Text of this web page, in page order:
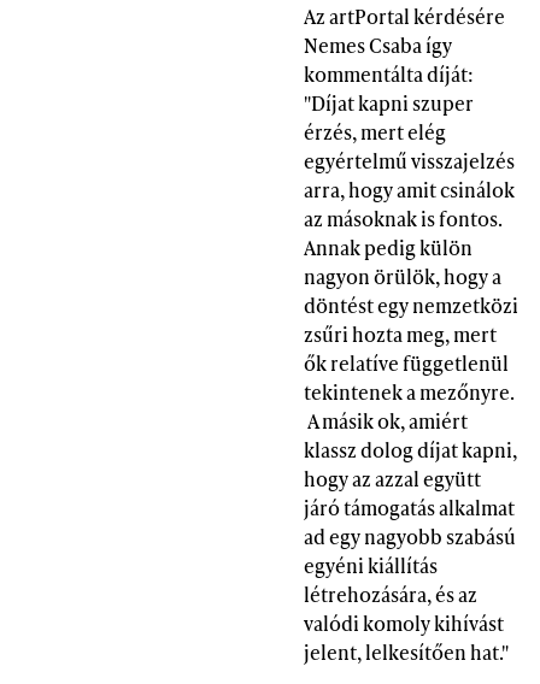
Az artPortal kérdésére
Nemes Csaba így
kommentálta díját:
"Díjat kapni szuper
érzés, mert elég
egyértelmű visszajelzés
arra, hogy amit csinálok
az másoknak is fontos.
Annak pedig külön
nagyon örülök, hogy a
döntést egy nemzetközi
zsűri hozta meg, mert
ők relatíve függetlenül
tekintenek a mezőnyre.
A másik ok, amiért
klassz dolog díjat kapni,
hogy az azzal együtt
járó támogatás alkalmat
ad egy nagyobb szabású
egyéni kiállítás
létrehozására, és az
valódi komoly kihívást
jelent, lelkesítően hat."